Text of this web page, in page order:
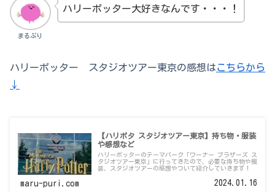
まるぷり
ハリーポッター大好きなんです・・・！
ハリーポッター スタジオツアー東京の感想はこちらから
↓
【ハリポタ スタジオツアー東京】持ち物・服装
や感想など
ハリーポッターのテーマパーク「ワーナー ブラザーズ ス
タジオツアー東京」に行ってきたので、必要な持ち物や服
装、スタジオツアーの感想やついて紹介していきます！
maru-puri.com 2024.01.16